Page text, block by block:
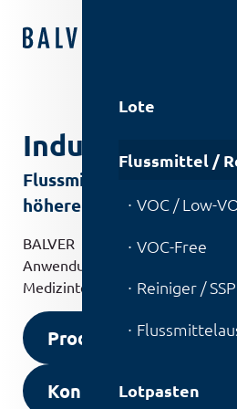
Industrie
Flussmittel für
höheren Ansprüchen
BALVER ZINN
Anwendungen im
Medizintechnik sowie
Produkt anfragen
Kontakt aufnehmen
Lote
Flussmittel /
VOC / Low-
VOC-Free
Reiniger / SSP
Lotpasten